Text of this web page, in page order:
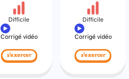
Difficile
Corrigé vidéo
s'exercer
Difficile
Corrigé vidéo
s'exercer